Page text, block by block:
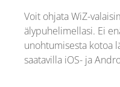
Voit ohjata WiZ-
älypuhelimellasi. Ei
unohtumisesta kotoa
saatavilla iOS- ja